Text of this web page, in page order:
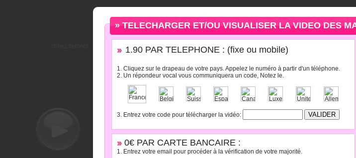
» TELECHARGER ET/OU VISUALISER LA VIDEO DES
1.90 PAR TELEPHONE : (fixe ou mobile)
1. Cliquez sur le drapeau de votre pays. Appelez le numéro à partir d'un téléphone.
2. Un répondeur vocal vous communiquera un code, Notez le.
3. Entrez votre code pour télécharger la vidéo:
0€ PAR CARTE BANCAIRE :
1. Entrez votre email pour procéder à la vérification de votre majorité.